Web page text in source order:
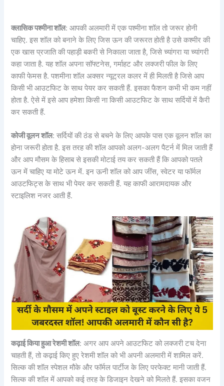
क्लासिक पश्मीना शॉल: आपकी अलमारी में एक पश्मीना शॉल तो जरूर होनी
चाहिए. इस शॉल को बनाने के लिए जिस ऊन की जरूरत होती है उसे कश्मीर की
एक खास प्रजाति की पहाड़ी बकरी से निकाला जाता है, जिसे च्यांगरा या च्यांगरी
कहा जाता है. यह शॉल अपना सॉफ्टनेस, गर्माहट और लक्जरी फील के लिए
काफी फेमस है. पशमीना शॉल अक्सर न्यूट्रल कलर में ही मिलती है जिसे आप
किसी भी आउटफिट के साथ पेयर कर सकती हैं. इसका फैशन कभी भी कम नहीं
होता है. ऐसे में इसे आप हमेशा किसी ना किसी आउटफिट के साथ सर्दियों में कैरी
कर सकती हैं.
कोजी वूलन शॉल: सर्दियों की ठंड से बचने के लिए आपके पास एक वूलन शॉल का
होना जरूरी होता है. इस तरह की शॉल आपको अलग-अलग पैटर्न में मिल जाती हैं
और आप मौसम के हिसाब से इसकी मोटाई तय कर सकती हैं कि आपको पतले
ऊन में चाहिए या मोटे ऊन में. इन ऊनी शॉल को आप जींस, स्वेटर या फॉर्मल
आउटफिट्स के साथ भी पेयर कर सकती हैं. यह काफी आरामदायक और
स्टाइलिश नजर आती हैं.
कढ़ाई किया हुआ रेशमी शॉल: अगर आप अपने आउटफिट को लक्जरी टच देना
चाहती हैं, तो कढ़ाई किए हुए रेशमी शॉल को भी अपनी अलमारी में शामिल करें.
सिल्क की शॉल स्पेशल मौके और फॉर्मल पार्टीज के लिए परफेक्ट मानी जाती हैं.
सिल्क की शॉल में आपको कई तरह के डिजाइन देखने को मिलते हैं. इसका वजन